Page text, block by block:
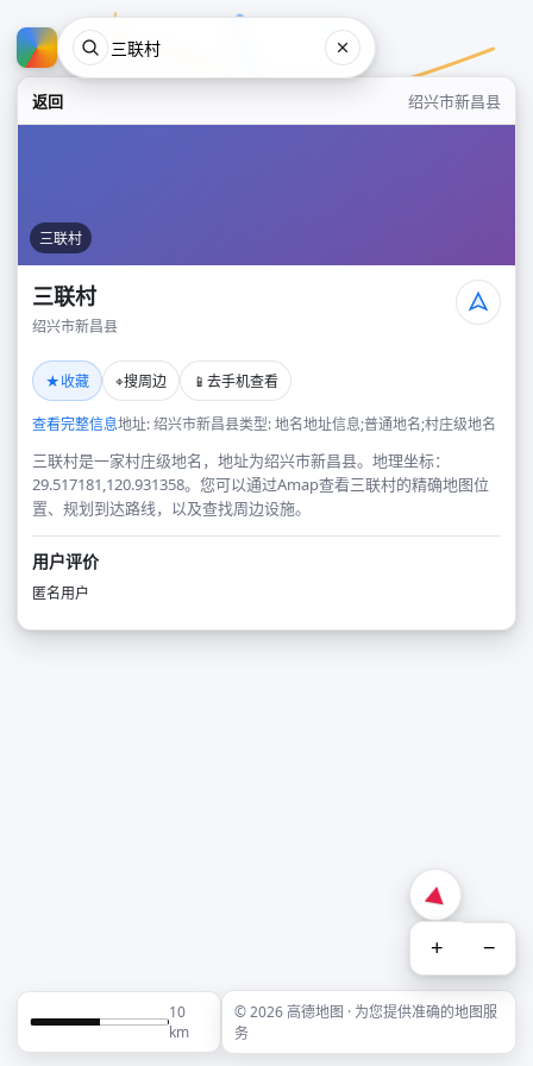
返回 绍兴市新昌县
三联村
三联村
绍兴市新昌县
★收藏 ⌖搜周边 📱 去手机查看
查看完整信息地址: 绍兴市新昌县类型: 地名地址信息;普通地名;村庄级地名
三联村是一家村庄级地名，地址为绍兴市新昌县。地理坐标：
29.517181,120.931358。您可以通过Amap查看三联村的精确地图位
置、规划到达路线，以及查找周边设施。
用户评价
匿名用户
+ −
10
km
© 2026 高德地图 · 为您提供准确的地图服
务